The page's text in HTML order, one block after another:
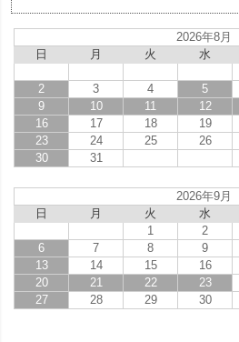
2026年8月
日
月 火 水
2
3 4 5
9
10 11 12
16
17 18 19
23
24 25 26
30
31
2026年9月
日
月 火 水
1
2
6
7 8 9
13
14 15 16
20
21 22 23
27
28 29 30